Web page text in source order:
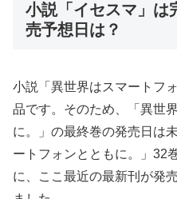
小説「イセスマ」は
売予想日は？
小説「異世界はスマートフ
品です。そのため、「異世
に。」の最終巻の発売日は
ートフォンとともに。」32
に、ここ最近の最新刊が発